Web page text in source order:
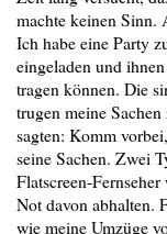
machte keinen Sinn.
Ich habe eine Party
eingeladen und
tragen können. Die
trugen meine
sagten: Komm
seine Sachen. Zwei
Flatscreen-
Not davon abhalten.
wie meine Umzüge